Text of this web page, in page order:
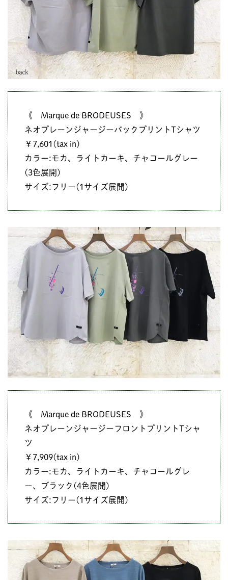
《 Marque de BRODEUSES 》
ネオプレーンジャージーバックプリントTシャツ
￥7,601(tax in)
カラー:モカ、ライトカーキ、チャコールグレー
(3色展開)
サイズ:フリー(1サイズ展開)
《 Marque de BRODEUSES 》
ネオプレーンジャージーフロントプリントTシャ
ツ
￥7,909(tax in)
カラー:モカ、ライトカーキ、チャコールグレ
ー、ブラック(4色展開)
サイズ:フリー(1サイズ展開)